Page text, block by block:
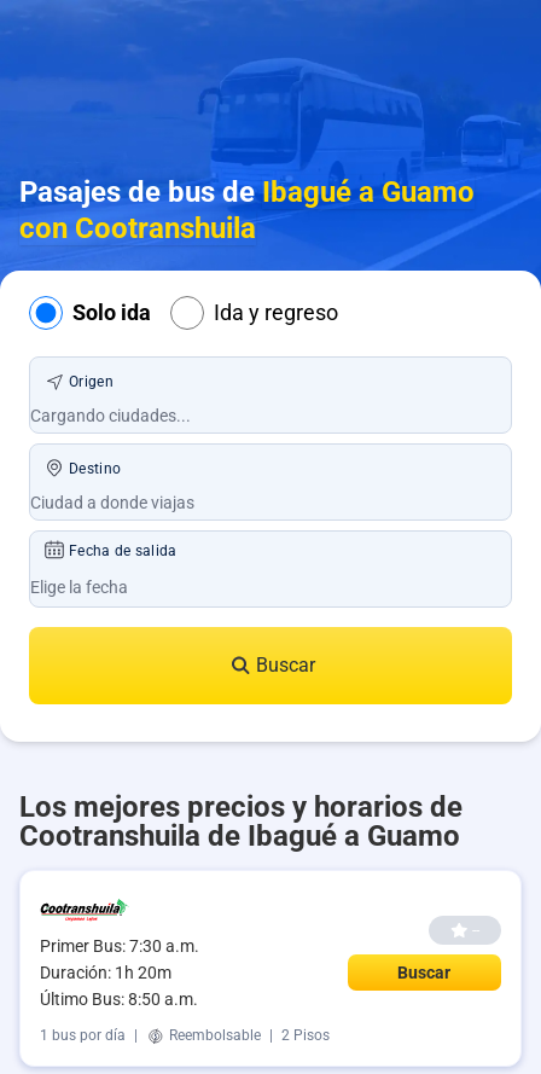
Pasajes de bus deIbagué a Guamo
con Cootranshuila
Solo ida Ida y regreso
Origen
Destino
Fecha de salida
Buscar
Los mejores precios y horarios de
Cootranshuila de Ibagué a Guamo
Primer Bus: 7:30 a.m.
Duración: 1h 20m
Último Bus: 8:50 a.m.
--
Buscar
1 bus por día Reembolsable 2 Pisos